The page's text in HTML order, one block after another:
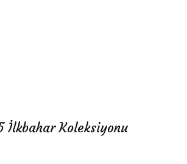
İlkbahar Koleksiyonu